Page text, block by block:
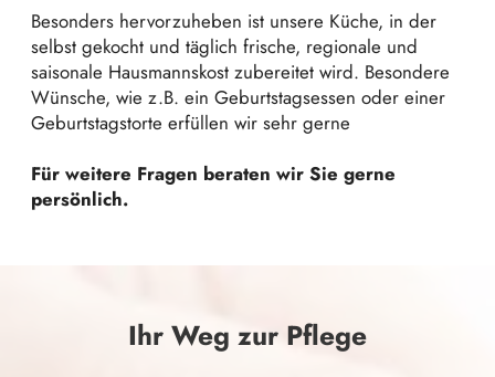
Besonders hervorzuheben ist unsere Küche, in der
selbst gekocht und täglich frische, regionale und
saisonale Hausmannskost zubereitet wird. Besondere
Wünsche, wie z.B. ein Geburtstagsessen oder einer
Geburtstagstorte erfüllen wir sehr gerne
Für weitere Fragen beraten wir Sie gerne
persönlich.
Ihr Weg zur Pflege